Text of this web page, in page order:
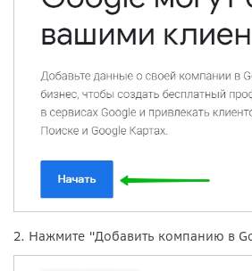
2. Нажмите "Добавить компанию в